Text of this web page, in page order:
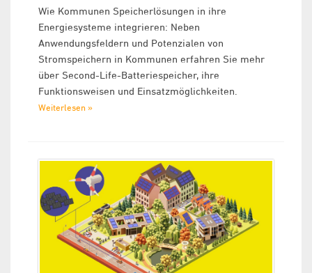
Wie Kommunen Speicherlösungen in ihre
Energiesysteme integrieren: Neben
Anwendungsfeldern und Potenzialen von
Stromspeichern in Kommunen erfahren Sie mehr
über Second-Life-Batteriespeicher, ihre
Funktionsweisen und Einsatzmöglichkeiten.
Weiterlesen »